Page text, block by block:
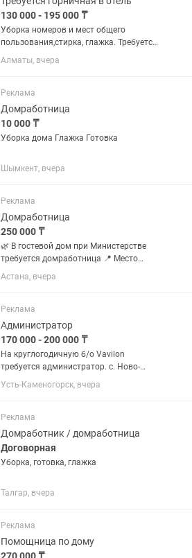
130 000 - 195 000 ₸
Уборка номеров и мест общего
пользования,стирка, глажка. Требуется
женщина возраст 25-55лет,График
работы сутки через двое. График
собеседовании (возможна ежедневная
оплата)...
Алматы, вчера
Реклама
Домработница
10 000 ₸
Уборка дома Глажка Готовка
Шымкент, вчера
Реклама
Домработница
250 000 ₸
🌿 В гостевой дом при Министерстве
требуется домработница 📍 Место
работы: Левый берег, район Керей
Жанибек – Аль-Фараби. Обязанности:
глажка белья. Требования: 🔹...
Астана, вчера
Реклама
Администратор
170 000 - 200 000 ₸
На круглогодичную б/о Vavilon
требуется администратор. с. Ново-
Ульбинка (р-н Конного двора) С
проживанием (собственный дом со
проживание с...
Усть-Каменогорск, вчера
Реклама
Домработник / домработница
Договорная
Уборка, готовка, глажка
Талгар, вчера
Реклама
Помощница по дому